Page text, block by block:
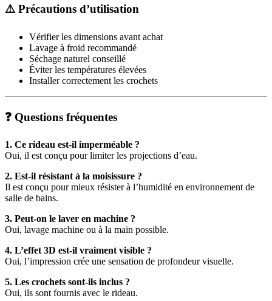
⚠️ Précautions d’utilisation
Vérifier les dimensions avant achat
Lavage à froid recommandé
Séchage naturel conseillé
Éviter les températures élevées
Installer correctement les crochets
❓ Questions fréquentes
1. Ce rideau est-il imperméable ?
Oui, il est conçu pour limiter les projections d’eau.
2. Est-il résistant à la moisissure ?
Il est conçu pour mieux résister à l’humidité en environnement de
salle de bains.
3. Peut-on le laver en machine ?
Oui, lavage machine ou à la main possible.
4. L’effet 3D est-il vraiment visible ?
Oui, l’impression crée une sensation de profondeur visuelle.
5. Les crochets sont-ils inclus ?
Oui, ils sont fournis avec le rideau.